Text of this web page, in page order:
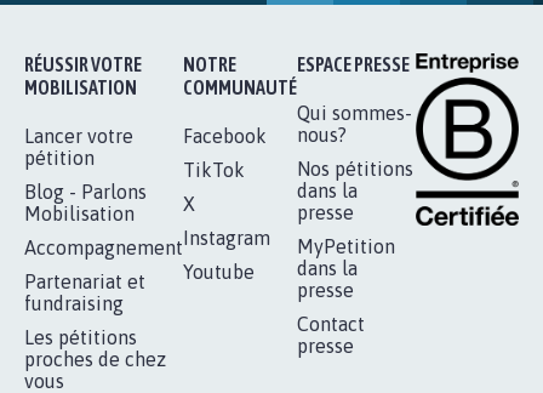
RÉUSSIR VOTRE
MOBILISATION
Lancer votre
pétition
Blog - Parlons
Mobilisation
Accompagnement
Partenariat et
fundraising
Les pétitions
proches de chez
vous
NOTRE
COMMUNAUTÉ
Facebook
TikTok
X
Instagram
Youtube
ESPACE PRESSE
Qui sommes-
nous?
Nos pétitions
dans la
presse
MyPetition
dans la
presse
Contact
presse